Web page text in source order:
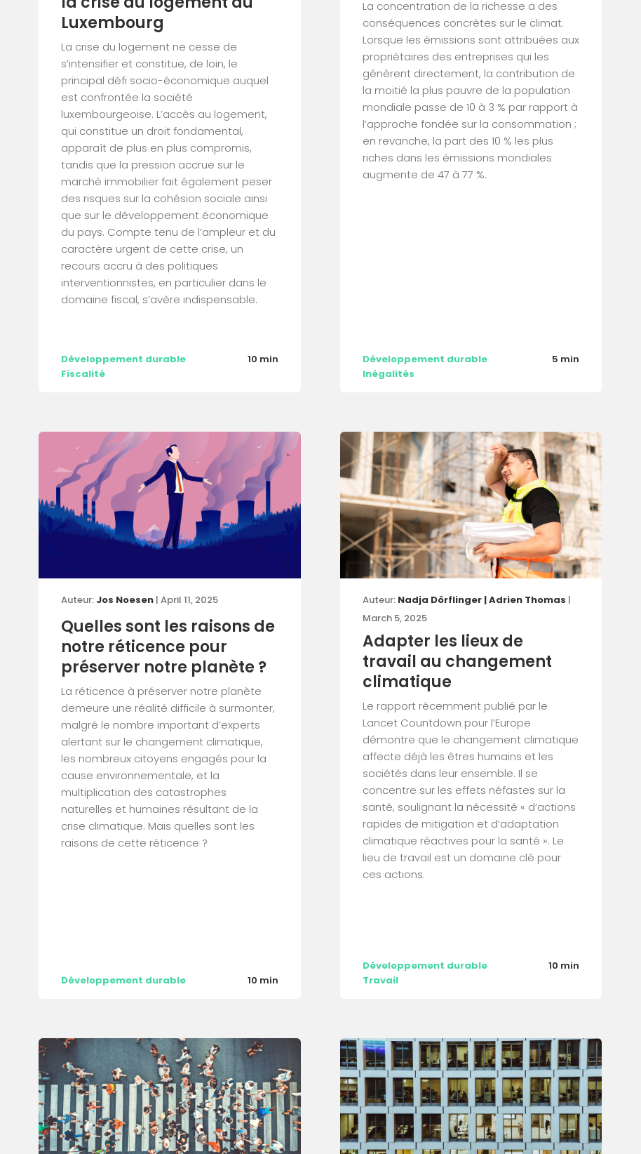
Luxembourg
La crise du logement ne cesse de
s’intensifier et constitue, de loin, le
principal défi socio-économique auquel
est confrontée la société
luxembourgeoise. L’accès au logement,
qui constitue un droit fondamental,
apparaît de plus en plus compromis,
tandis que la pression accrue sur le
marché immobilier fait également peser
des risques sur la cohésion sociale ainsi
que sur le développement économique
du pays. Compte tenu de l’ampleur et du
caractère urgent de cette crise, un
recours accru à des politiques
interventionnistes, en particulier dans le
domaine fiscal, s’avère indispensable.
Développement durable
Fiscalité
10 min
La concentration de la richesse a des
conséquences concrètes sur le climat.
Lorsque les émissions sont attribuées aux
propriétaires des entreprises qui les
génèrent directement, la contribution de
la moitié la plus pauvre de la population
mondiale passe de 10 à 3 % par rapport à
l’approche fondée sur la consommation ;
en revanche, la part des 10 % les plus
riches dans les émissions mondiales
augmente de 47 à 77 %.
Développement durable
Inégalités
5 min
Auteur: Jos Noesen | April 11, 2025
Quelles sont les raisons de
notre réticence pour
préserver notre planète ?
La réticence à préserver notre planète
demeure une réalité difficile à surmonter,
malgré le nombre important d’experts
alertant sur le changement climatique,
les nombreux citoyens engagés pour la
cause environnementale, et la
multiplication des catastrophes
naturelles et humaines résultant de la
crise climatique. Mais quelles sont les
raisons de cette réticence ?
Développement durable 10 min
Auteur: Nadja Dörflinger | Adrien Thomas |
March 5, 2025
Adapter les lieux de
travail au changement
climatique
Le rapport récemment publié par le
Lancet Countdown pour l’Europe
démontre que le changement climatique
affecte déjà les êtres humains et les
sociétés dans leur ensemble. Il se
concentre sur les effets néfastes sur la
santé, soulignant la nécessité « d’actions
rapides de mitigation et d’adaptation
climatique réactives pour la santé ». Le
lieu de travail est un domaine clé pour
ces actions.
Développement durable
Travail
10 min